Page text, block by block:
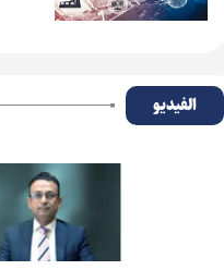
الفیدیو